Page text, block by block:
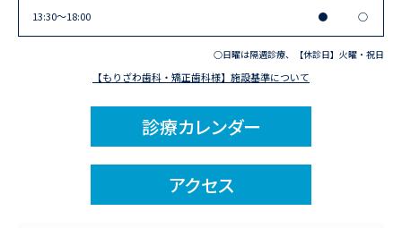
13:30〜18:00 ● ○
○日曜は隔週診療、【休診日】火曜・祝日
【もりざわ歯科・矯正歯科様】施設基準について
診療カレンダー
アクセス